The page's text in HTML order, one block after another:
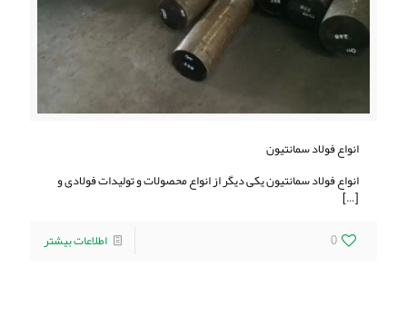
انواع فولاد سمانتیون
انواع فولاد سمانتیون یکی دیگر از انواع محصولات و تولیدات فولادی و
[…]
0
اطلاعات بیشتر